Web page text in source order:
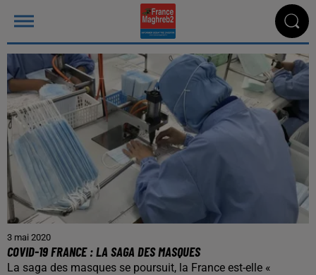
3 mai 2020
COVID-19 FRANCE : LA SAGA DES MASQUES
La saga des masques se poursuit, la France est-elle «